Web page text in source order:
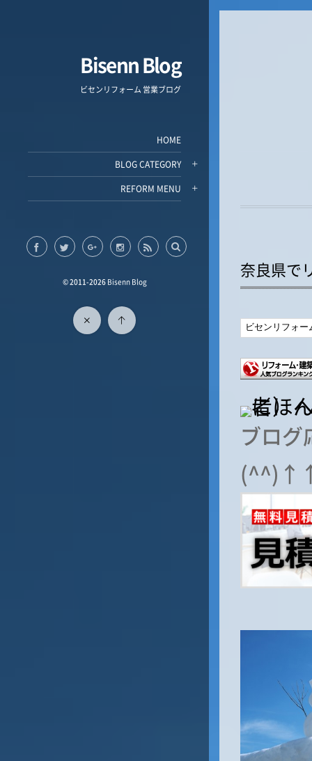
Bisenn Blog
ビセンリフォーム 営業ブログ
HOME
BLOG CATEGORY
REFORM MENU
© 2011-2026 Bisenn Blog
奈良県で
ブロ